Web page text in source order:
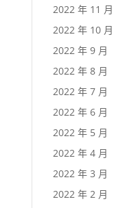
2022 年 11 月
2022 年 10 月
2022 年 9 月
2022 年 8 月
2022 年 7 月
2022 年 6 月
2022 年 5 月
2022 年 4 月
2022 年 3 月
2022 年 2 月